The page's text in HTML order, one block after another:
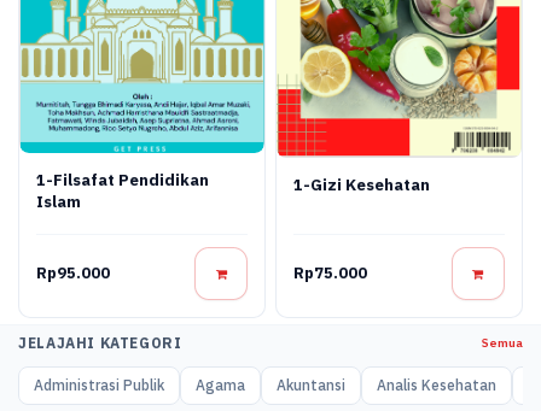
1-Filsafat Pendidikan
Islam
Rp95.000
1-Gizi Kesehatan
Rp75.000
JELAJAHI KATEGORI Semua
Administrasi Publik Agama Akuntansi Analis Kesehatan